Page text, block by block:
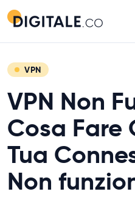
VPN
VPN Non
Cosa Fare
Tua
Non